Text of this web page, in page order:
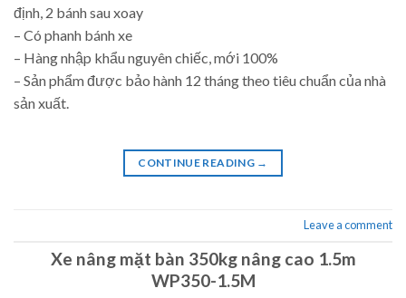
định, 2 bánh sau xoay
– Có phanh bánh xe
– Hàng nhập khẩu nguyên chiếc, mới 100%
– Sản phẩm được bảo hành 12 tháng theo tiêu chuẩn của nhà
sản xuất.
CONTINUE READING →
Leave a comment
Xe nâng mặt bàn 350kg nâng cao 1.5m
WP350-1.5M